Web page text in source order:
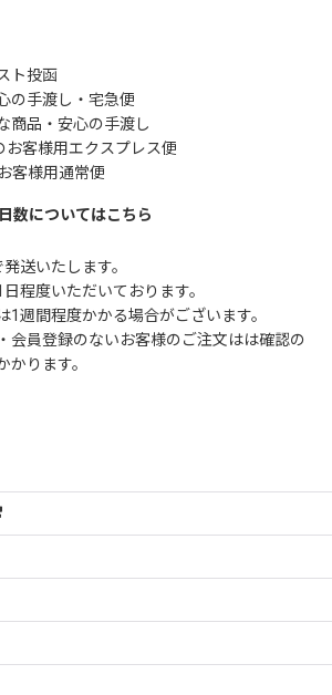
ト投函
の手渡し・宅急便
品・安心の手渡し
客様用エクスプレス便
客様用通常便
数についてはこちら
送いたします。
程度いただいております。
1週間程度かかる場合がございます。
会員登録のないお客様のご注文はは確認の
かります。